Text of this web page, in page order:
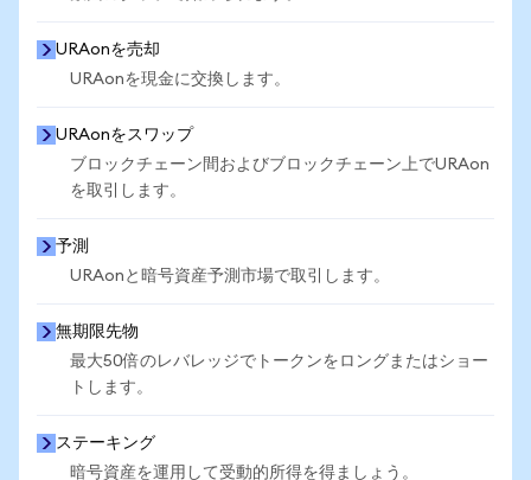
URAonを売却
URAonを現金に交換します。
URAonをスワップ
ブロックチェーン間およびブロックチェーン上でURAon
を取引します。
予測
URAonと暗号資産予測市場で取引します。
無期限先物
最大50倍のレバレッジでトークンをロングまたはショー
トします。
ステーキング
暗号資産を運用して受動的所得を得ましょう。